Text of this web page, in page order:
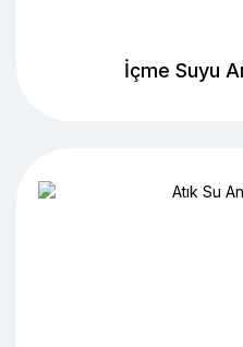
İçme Suyu